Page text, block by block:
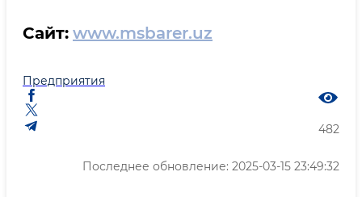
Сайт: www.msbarer.uz
Предприятия
482
Последнее обновление: 2025-03-15 23:49:32